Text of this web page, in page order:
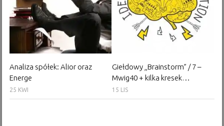
Analiza spółek: Alior oraz
Energe
25 KWI
Giełdowy ,,Brainstorm” / 7 –
Mwig40 + kilka kresek…
15 LIS